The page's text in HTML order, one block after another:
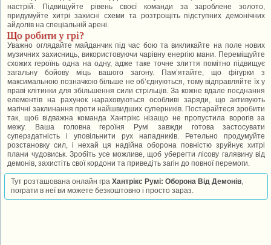
настрій. Підвищуйте рівень своєї команди за зароблене золото,
придумуйте хитрі захисні схеми та розтрощіть підступних демонічних
айдолів на спеціальній арені.
Що робити у грі?
Уважно оглядайте майданчик під час бою та викликайте на поле нових
музичних захисниць, використовуючи чарівну енергію мани. Переміщуйте
схожих героїнь одна на одну, адже таке точне злиття помітно підвищує
загальну бойову міць вашого загону. Пам’ятайте, що фігурки з
максимальною позначкою більше не об’єднуються, тому відправляйте їх у
праві клітинки для збільшення сили стрільців. За кожне вдале поєднання
елементів на рахунок нараховуються особливі заряди, що активують
магічні заклинання проти найшвидших суперників. Постарайтеся зробити
так, щоб відважна команда Хантрікс нізащо не пропустила ворогів за
межу. Ваша головна героїня Румі завжди готова застосувати
суперздатність і уповільнити рух нападників. Ретельно продумуйте
розстановку сил, і нехай ця надійна оборона повністю зруйнує хитрі
плани чудовиськ. Зробіть усе можливе, щоб уберегти лісову галявину від
демонів, захистіть свої кордони та приведіть загін до повної перемоги.
Тут розташована онлайн граХантрікс Румі: Оборона Від Демонів,
пограти в неї ви можете безкоштовно і просто зараз.